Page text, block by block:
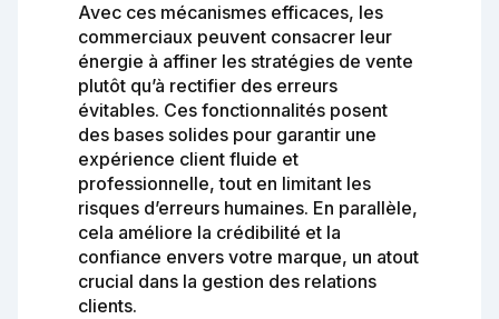
Avec ces mécanismes efficaces, les
commerciaux peuvent consacrer leur
énergie à affiner les stratégies de vente
plutôt qu’à rectifier des erreurs
évitables. Ces fonctionnalités posent
des bases solides pour garantir une
expérience client fluide et
professionnelle, tout en limitant les
risques d’erreurs humaines. En parallèle,
cela améliore la crédibilité et la
confiance envers votre marque, un atout
crucial dans la gestion des relations
clients.